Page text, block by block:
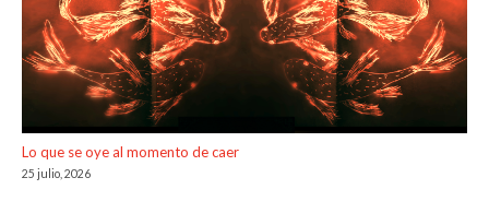
Lo que se oye al momento de caer
25 julio, 2026